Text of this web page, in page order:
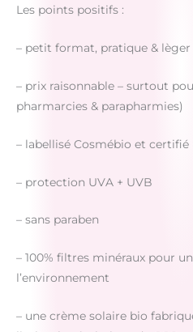
Les points positifs :
– petit format, pratique & lèger
– prix raisonnable – surtout
pharmarcies & parapharmies)
– labellisé Cosmébio et certifié
– protection UVA + UVB
– sans paraben
– 100% filtres minéraux pour
l’environnement
– une crème solaire bio